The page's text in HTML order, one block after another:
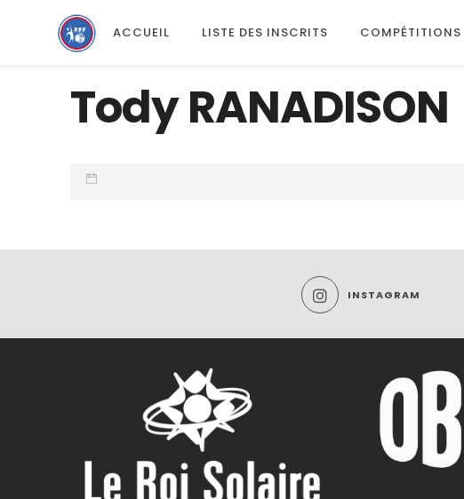
ACCUEIL LISTE DES INSCRITS COMPÉTITIONS
Tody RANADISON
INSTAGRAM